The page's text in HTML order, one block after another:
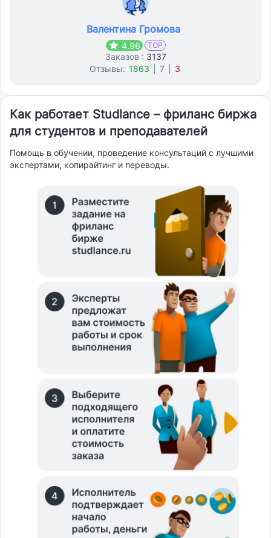
Валентина Громова
4.96 TOP
Заказов : 3137
Отзывы: 1863 7 3
Как работает Studlance – фриланс биржа
для студентов и преподавателей
Помощь в обучении, проведение консультаций с лучшими
экспертами, копирайтинг и переводы.